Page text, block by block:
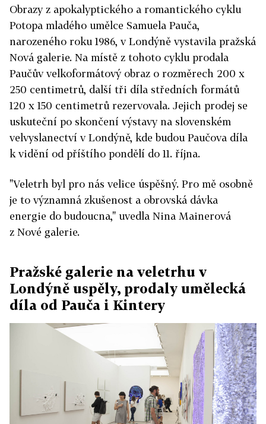
Obrazy z apokalyptického a romantického cyklu
Potopa mladého umělce Samuela Pauča,
narozeného roku 1986, v Londýně vystavila pražská
Nová galerie. Na místě z tohoto cyklu prodala
Paučův velkoformátový obraz o rozměrech 200 x
250 centimetrů, další tři díla středních formátů
120 x 150 centimetrů rezervovala. Jejich prodej se
uskuteční po skončení výstavy na slovenském
velvyslanectví v Londýně, kde budou Paučova díla
k vidění od příštího pondělí do 11. října.
"Veletrh byl pro nás velice úspěšný. Pro mě osobně
je to významná zkušenost a obrovská dávka
energie do budoucna," uvedla Nina Mainerová
z Nové galerie.
Pražské galerie na veletrhu v
Londýně uspěly, prodaly umělecká
díla od Pauča i Kintery